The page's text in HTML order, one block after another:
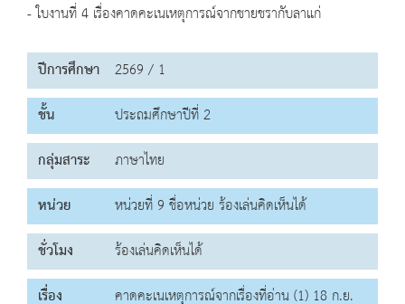
- ใบงานที่ 4 เรื่องคาดคะเนเหตุการณ์จากชายชรากับลาแก่
ปีการศึกษา 2569 / 1
ชั้น
ประถมศึกษาปีที่ 2
กลุ่มสาระ
ภาษาไทย
หน่วย
หน่วยที่ 9 ชื่อหน่วย ร้องเล่นคิดเห็นได้
ชั่วโมง
ร้องเล่นคิดเห็นได้
เรื่อง
คาดคะเนเหตุการณ์จากเรื่องที่อ่าน (1) 18 ก.ย.